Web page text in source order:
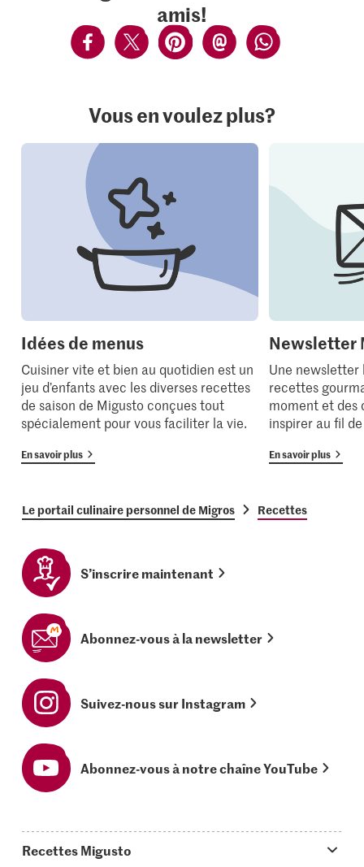
amis!
Vous en voulez plus?
Idées de menus
Cuisiner vite et bien au quotidien est un
jeu d’enfants avec les diverses recettes
de saison de Migusto conçues tout
spécialement pour vous faciliter la vie.
En savoir plus
Newsletter
Une newsletter
recettes
moment et des
inspirer au fil
En savoir plus
Le portail culinaire personnel de Migros Recettes
S’inscrire maintenant
Abonnez-vous à la newsletter
Suivez-nous sur Instagram
Abonnez-vous à notre chaîne YouTube
Recettes Migusto